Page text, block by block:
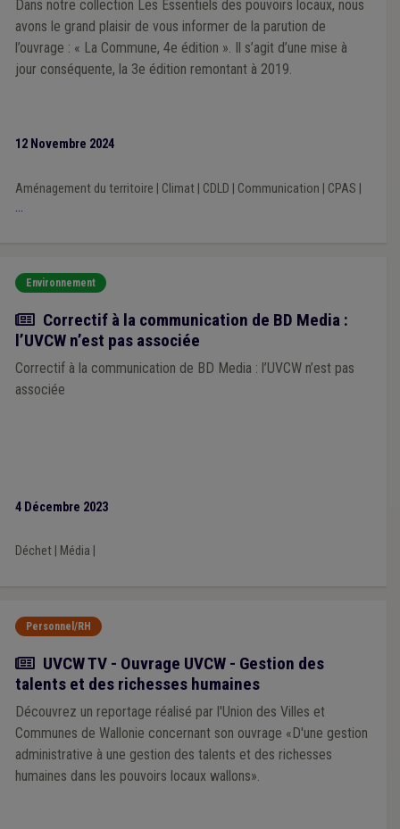
Dans notre collection Les Essentiels des pouvoirs locaux, nous
avons le grand plaisir de vous informer de la parution de
l’ouvrage : « La Commune, 4e édition ». Il s’agit d’une mise à
jour conséquente, la 3e édition remontant à 2019.
12 Novembre 2024
Aménagement du territoire Climat| CDLD Communication CPAS
...
Environnement
Actualité
Correctif à la communication de BD Media :
l’UVCW n’est pas associée
Correctif à la communication de BD Media : l’UVCW n’est pas
associée
4 Décembre 2023
Déchet| Média
Personnel/RH
Actualité
UVCW TV - Ouvrage UVCW - Gestion des
talents et des richesses humaines
Découvrez un reportage réalisé par l'Union des Villes et
Communes de Wallonie concernant son ouvrage «D'une gestion
administrative à une gestion des talents et des richesses
humaines dans les pouvoirs locaux wallons».